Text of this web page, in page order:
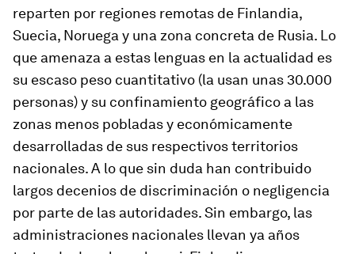
reparten por regiones remotas de Finlandia,
Suecia, Noruega y una zona concreta de Rusia. Lo
que amenaza a estas lenguas en la actualidad es
su escaso peso cuantitativo (la usan unas 30.000
personas) y su confinamiento geográfico a las
zonas menos pobladas y económicamente
desarrolladas de sus respectivos territorios
nacionales. A lo que sin duda han contribuido
largos decenios de discriminación o negligencia
por parte de las autoridades. Sin embargo, las
administraciones nacionales llevan ya años